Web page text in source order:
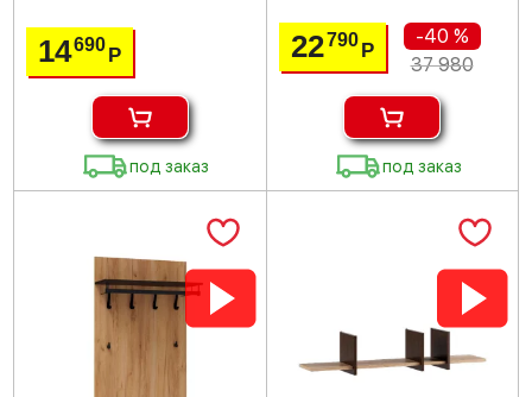
14690Р
под заказ
22790 Р
-40 %
37 980
под заказ